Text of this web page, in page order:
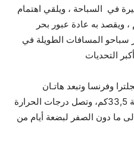
في السباحة ، ويلقي اهتمام
ويقصد به عادة عبور بحر
سباحو المسافات الطويلة في
التحديات
وفرنسا وتبعد هاتـان
النقطـتان بعضهما عن بعض مسافة 33,5كم، وتصل درجات الحرارة
ما دون الصفر لبضعة أيام من